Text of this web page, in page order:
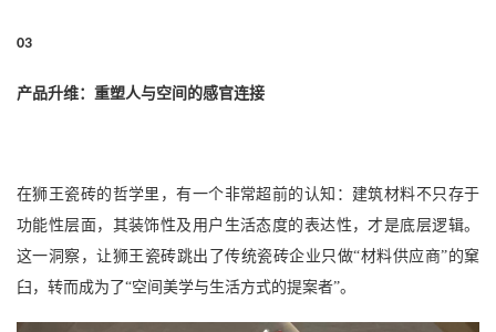
03
产品升维：重塑人与空间的感官连接
在狮王瓷砖的哲学里，有一个非常超前的认知：建筑材料不只存于
功能性层面，其装饰性及用户生活态度的表达性，才是底层逻辑。
这一洞察，让狮王瓷砖跳出了传统瓷砖企业只做“材料供应商”的窠
臼，转而成为了“空间美学与生活方式的提案者”。